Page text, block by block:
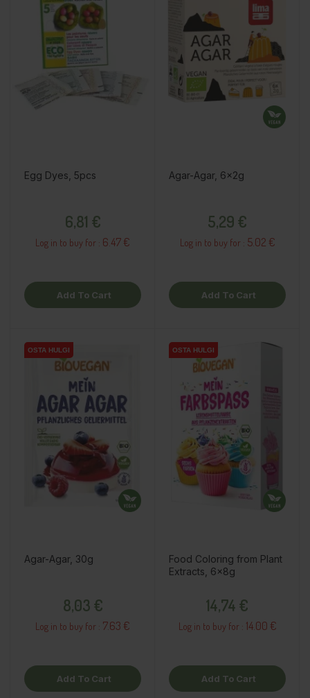
Egg Dyes, 5pcs
6,81 €
Log in to buy for : 6.47 €
Add To Cart
Agar-Agar, 6x2g
5,29 €
Log in to buy for : 5.02 €
Add To Cart
OSTA HULGI
Agar-Agar, 30g
8,03 €
Log in to buy for : 7.63 €
Add To Cart
OSTA HULGI
Food Coloring from Plant
Extracts, 6x8g
14,74 €
Log in to buy for : 14.00 €
Add To Cart